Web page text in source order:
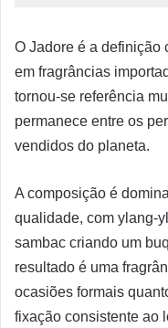
O Jadore é a definição
em fragrâncias
tornou-se referência
permanece entre os
vendidos do planeta.
A composição é
qualidade, com ylang-
sambac criando um
resultado é uma
ocasiões formais
fixação consistente ao